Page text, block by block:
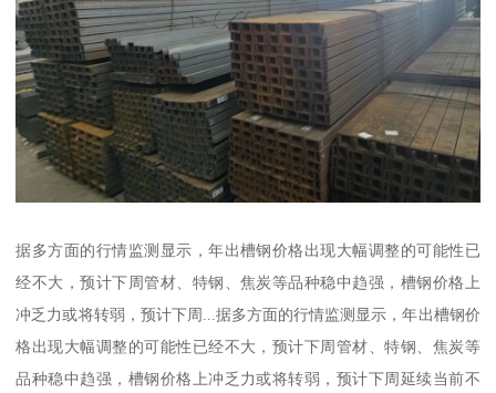
据多方面的行情监测显示，年出槽钢价格出现大幅调整的可能性已
经不大，预计下周管材、特钢、焦炭等品种稳中趋强，槽钢价格上
冲乏力或将转弱，预计下周...据多方面的行情监测显示，年出槽钢价
格出现大幅调整的可能性已经不大，预计下周管材、特钢、焦炭等
品种稳中趋强，槽钢价格上冲乏力或将转弱，预计下周延续当前不